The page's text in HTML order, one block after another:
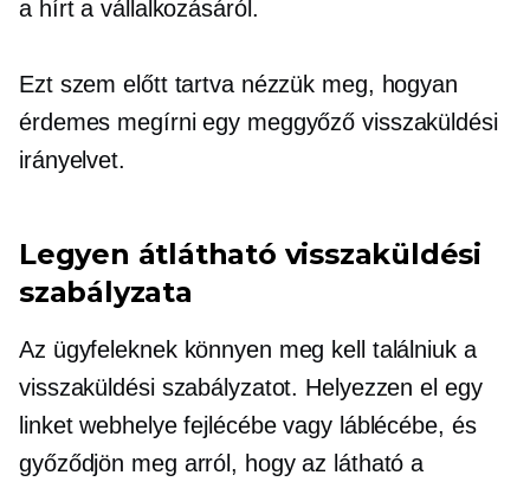
a hírt a vállalkozásáról.
Ezt szem előtt tartva nézzük meg, hogyan
érdemes megírni egy meggyőző visszaküldési
irányelvet.
Legyen átlátható visszaküldési
szabályzata
Az ügyfeleknek könnyen meg kell találniuk a
visszaküldési szabályzatot. Helyezzen el egy
linket webhelye fejlécébe vagy láblécébe, és
győződjön meg arról, hogy az látható a